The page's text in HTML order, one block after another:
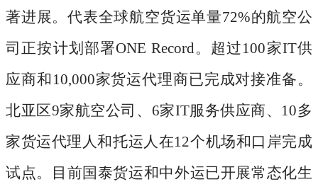
著进展。代表全球航空货运单量72%的航空公
司正按计划部署ONE Record。超过100家IT供
应商和10,000家货运代理商已完成对接准备。
北亚区9家航空公司、6家IT服务供应商、10多
家货运代理人和托运人在12个机场和口岸完成
试点。目前国泰货运和中外运已开展常态化生